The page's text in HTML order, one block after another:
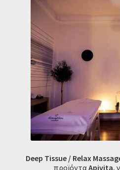
Deep Tissue / Relax
προϊόντα Apivita,